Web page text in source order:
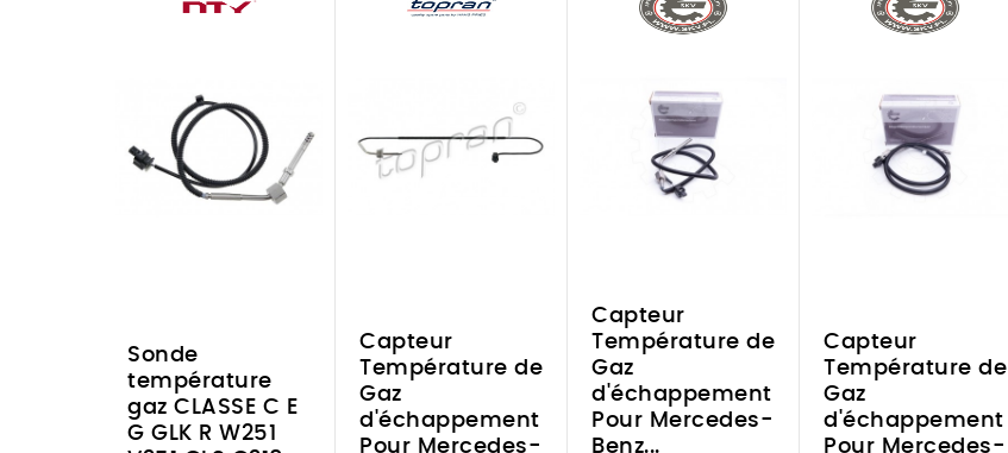
Sonde
température
gaz CLASSE C E
G GLK R W251
Capteur
Température de
Gaz
d'échappement
Pour Mercedes-
Capteur
Température de
Gaz
d'échappement
Pour Mercedes-
Benz...
Capteur
Température de
Gaz
d'échappement
Pour Mercedes-